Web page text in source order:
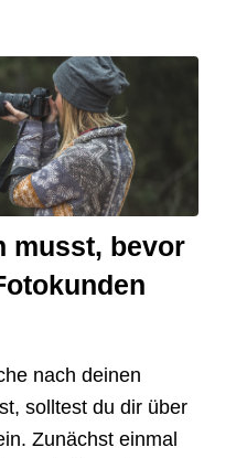
musst, bevor
nach deinen
solltest du dir über
Zunächst einmal